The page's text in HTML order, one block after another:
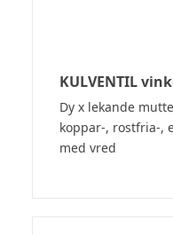
KULVENTIL
Dy x lekande
koppar-, rostfria-,
med vred